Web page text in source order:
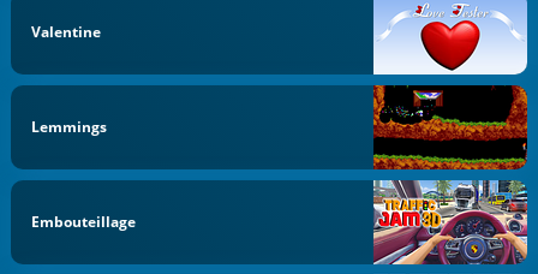
Valentine
Lemmings
Embouteillage